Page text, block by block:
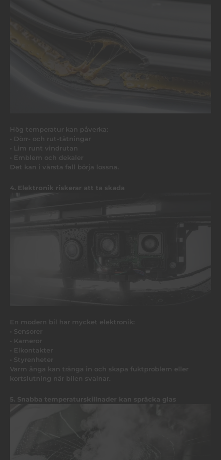
Hög temperatur kan påverka:
• Dörr- och rut-tätningar
• Lim runt vindrutan
• Emblem och dekaler
Det kan i värsta fall börja lossna.
4. Elektronik riskerar att ta skada
En modern bil har mycket elektronik:
• Sensorer
• Kameror
• Elkontakter
• Styrenheter
Varm ånga kan tränga in och skapa fuktproblem eller
kortslutning när bilen svalnar.
5. Snabba temperaturskillnader kan spräcka glas